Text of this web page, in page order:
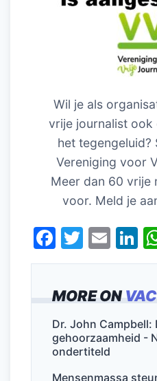
MORE ON
Dr. John
gehoorzaamheid -
ondertiteld
Mensenmassa
Wil je als
vrije journalist ook
het tegengeluid?
Vereniging voor
Meer dan 60 vrije
voor. Meld je
F
a
e
b
o
o
T
w
er
E
m
l
Li
n
e
dI
n